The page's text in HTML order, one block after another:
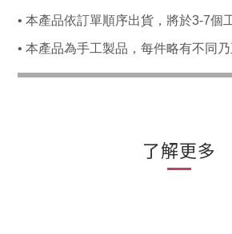
• 本產品依訂單順序出貨，將於3-7個
• 本產品為手工製品，每件略有不同乃
了解更多